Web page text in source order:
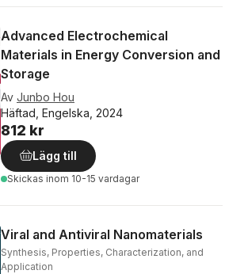
Advanced Electrochemical
Materials in Energy Conversion and
Storage
Av Junbo Hou
Häftad, Engelska, 2024
812 kr
Lägg till
Skickas inom 10-15 vardagar
Viral and Antiviral Nanomaterials
Synthesis, Properties, Characterization, and
Application